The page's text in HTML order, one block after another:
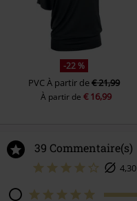
-22 %
PVCÀ partir de€ 21,99
À partir de € 16,99
39 Commentaire(s)
4,30